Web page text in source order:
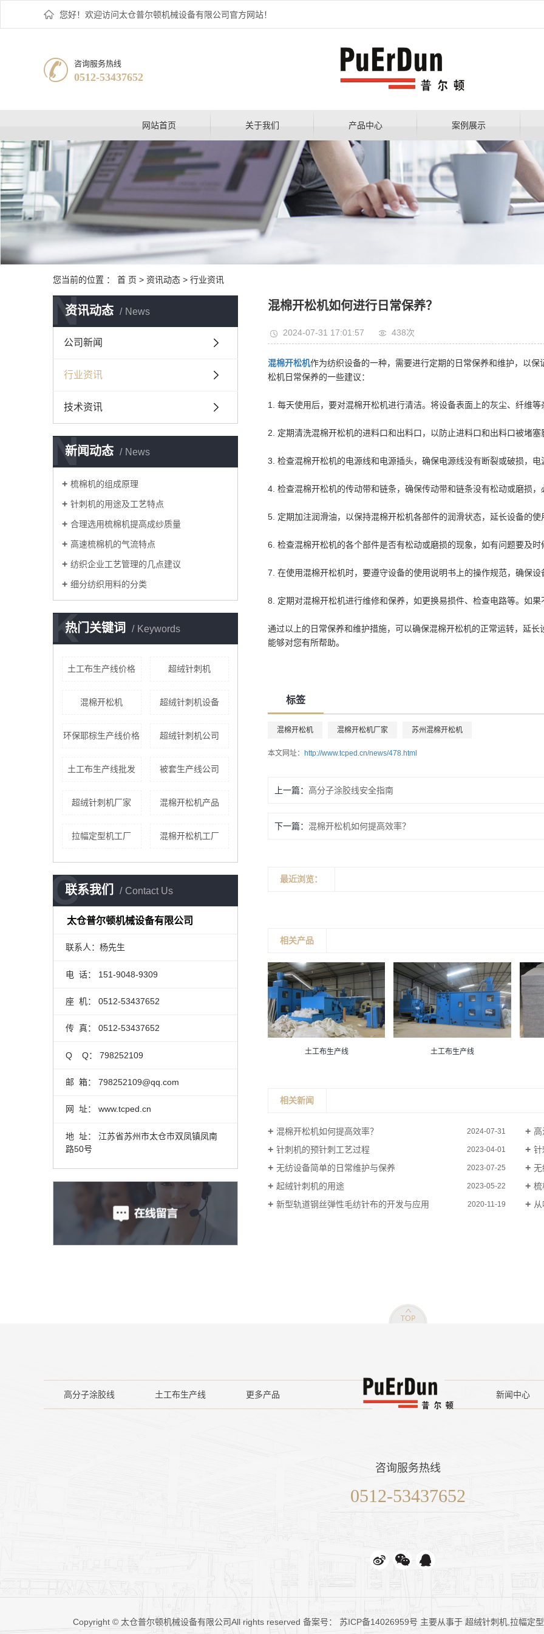
您好！欢迎访问太仓普尔顿机械设备有限公司官方网站！
咨询服务热线
0512-53437652
网站首页 关于我们 产品中心 案例展示
您当前的位置 ： 首 页 > 资讯动态 > 行业资讯
资讯动态 News
N
公司新闻
行业资讯
技术资讯
新闻动态 News
N
梳棉机的组成原理
针刺机的用途及工艺特点
合理选用梳棉机提高成纱质量
高速梳棉机的气流特点
纺织企业工艺管理的几点建议
细分纺织用料的分类
热门关键词 Keywords
K
土工布生产线价格 超绒针刺机
混棉开松机 超绒针刺机设备
环保耶棕生产线价格 超绒针刺机公司
土工布生产线批发 被套生产线公司
超绒针刺机厂家 混棉开松机产品
拉幅定型机工厂 混棉开松机工厂
联系我们 Contact Us
C
太仓普尔顿机械设备有限公司
联系人：杨先生
电 话： 151-9048-9309
座 机： 0512-53437652
传 真： 0512-53437652
Q Q： 798252109
邮 箱： 798252109@qq.com
网 址： www.tcped.cn
地 址： 江苏省苏州市太仓市双凤镇凤南
路50号
混棉开松机如何进行日常保养？
2024-07-31 17:01:57 438次
混棉开松机作为纺织设备的一种，需要进行定期的日常保养和维护，以
松机日常保养的一些建议：
1. 每天使用后，要对混棉开松机进行清洁。将设备表面上的灰尘、纤维
2. 定期清洗混棉开松机的进料口和出料口，以防止进料口和出料口被堵
3. 检查混棉开松机的电源线和电源插头，确保电源线没有断裂或破损，
4. 检查混棉开松机的传动带和链条，确保传动带和链条没有松动或磨损
5. 定期加注润滑油，以保持混棉开松机各部件的润滑状态，延长设备的使
6. 检查混棉开松机的各个部件是否有松动或磨损的现象，如有问题要及时
7. 在使用混棉开松机时，要遵守设备的使用说明书上的操作规范，确保设
8. 定期对混棉开松机进行维修和保养，如更换易损件、检查电路等。如
通过以上的日常保养和维护措施，可以确保混棉开松机的正常运转，延
能够对您有所帮助。
标签
混棉开松机 混棉开松机厂家 苏州混棉开松机
本文网址： http://www.tcped.cn/news/478.html
上一篇： 高分子涂胶线安全指南
下一篇： 混棉开松机如何提高效率？
最近浏览：
相关产品
土工布生产线 土工布生产线
相关新闻
混棉开松机如何提高效率？ 2024-07-31
高
针刺机的预针刺工艺过程
2023-04-01
针
无纺设备简单的日常维护与保养
2023-07-25
无
起绒针刺机的用途
2023-05-22
梳
新型轨道钢丝弹性毛纺针布的开发与应用
2020-11-19
高分子涂胶线 土工布生产线 更多产品 新闻中心
咨询服务热线
0512-53437652
Copyright © 太仓普尔顿机械设备有限公司All rights reserved 备案号： 苏ICP备14026959号 主要从事于 超绒针刺机 拉幅定